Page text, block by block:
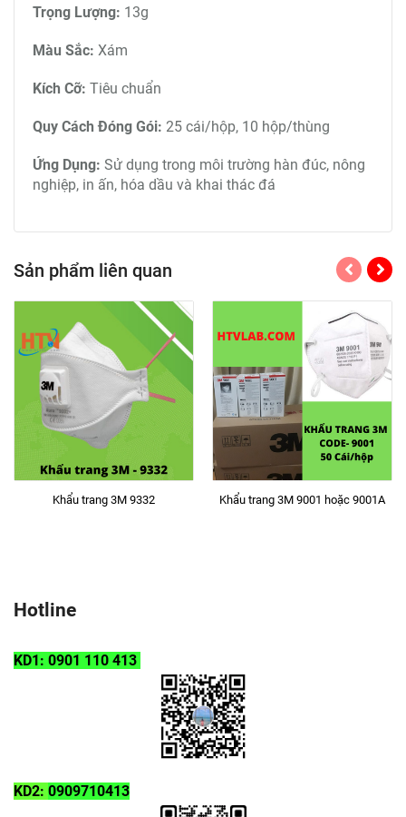
Trọng Lượng: 13g
Màu Sắc: Xám
Kích Cỡ: Tiêu chuẩn
Quy Cách Đóng Gói: 25 cái/hộp, 10 hộp/thùng
Ứng Dụng: Sử dụng trong môi trường hàn đúc, nông
nghiệp, in ấn, hóa dầu và khai thác đá
Sản phẩm liên quan
Khẩu trang 3M 9332 Khẩu trang 3M 9001 hoặc 9001A
Hotline
KD1: 0901 110 413
KD2: 0909710413